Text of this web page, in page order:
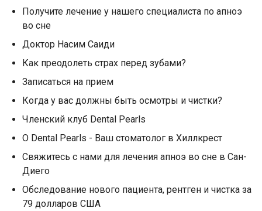
Получите лечение у нашего специалиста по апноэ
во сне
Доктор Насим Саиди
Как преодолеть страх перед зубами?
Записаться на прием
Когда у вас должны быть осмотры и чистки?
Членский клуб Dental Pearls
О Dental Pearls - Ваш стоматолог в Хиллкрест
Свяжитесь с нами для лечения апноэ во сне в Сан-
Диего
Обследование нового пациента, рентген и чистка за
79 долларов США